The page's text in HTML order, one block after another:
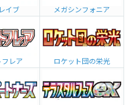
イブ メガシンフォニア
フレア ロケット団の栄光